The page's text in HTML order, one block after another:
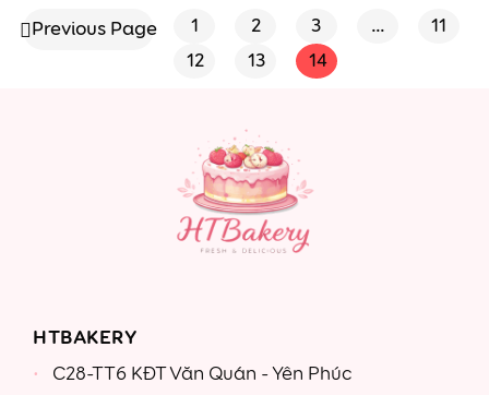
Previous Page 1 2 3 …
11
12
13 14
HTBAKERY
C28-TT6 KĐT Văn Quán - Yên Phúc